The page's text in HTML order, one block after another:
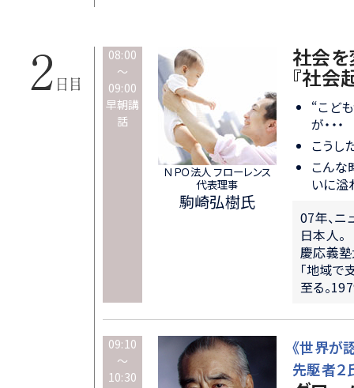
08:00
～
09:00
早朝講
話
ＮＰＯ法人 フローレンス
代表理事
駒崎弘樹氏
社会を
『社会
“こど
が・・・
こうし
こんな
いに溢
07年、ニ
日本人。
慶応義塾
「地域で
至る。
09:10
～
10:30
《世界が
先駆者２